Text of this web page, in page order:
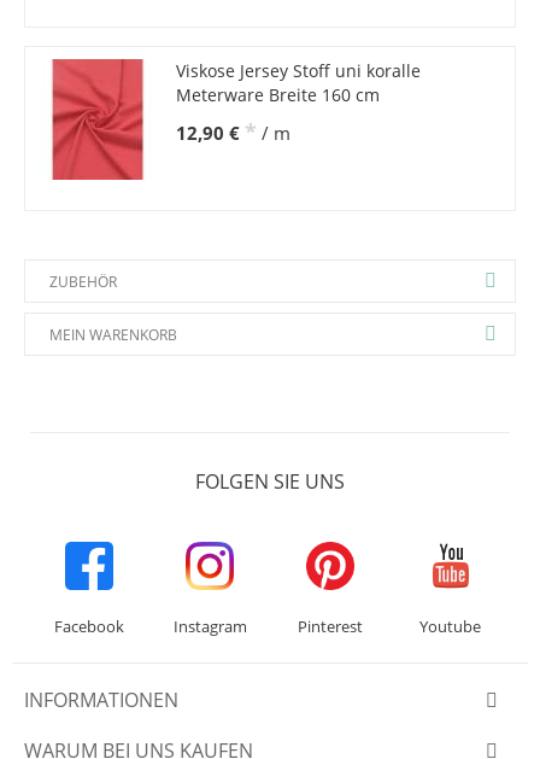
Viskose Jersey Stoff uni koralle
Meterware Breite 160 cm
12,90 € * / m
ZUBEHÖR
MEIN WARENKORB
FOLGEN SIE UNS
Facebook Instagram Pinterest Youtube
INFORMATIONEN
WARUM BEI UNS KAUFEN